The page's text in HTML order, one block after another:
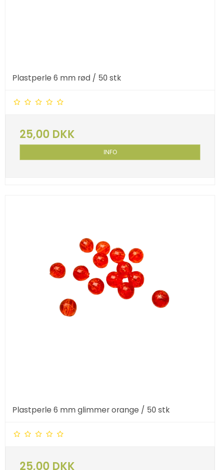
Plastperle 6 mm rød / 50 stk
25,00 DKK
INFO
Plastperle 6 mm glimmer orange / 50 stk
25,00 DKK